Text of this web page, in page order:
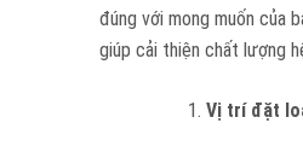
đúng với mong muốn của
giúp cải thiện chất lượng
Vị trí đặt